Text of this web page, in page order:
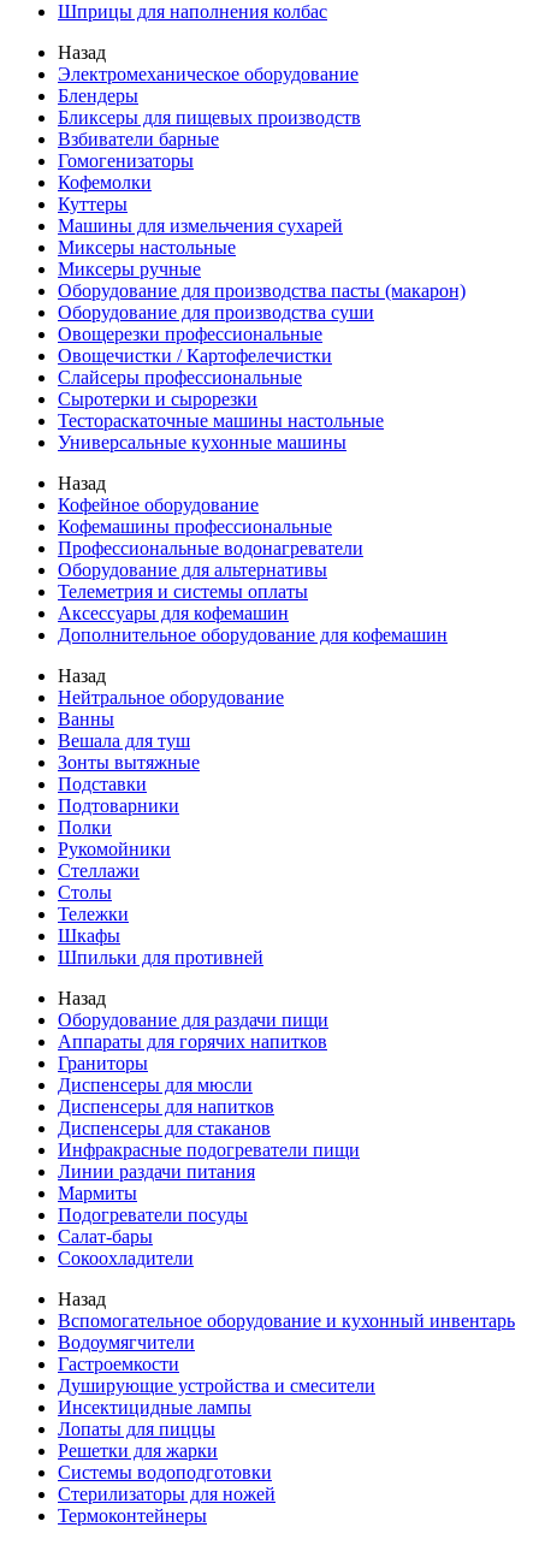
Шприцы для наполнения колбас
Назад
Электромеханическое оборудование
Блендеры
Бликсеры для пищевых производств
Взбиватели барные
Гомогенизаторы
Кофемолки
Куттеры
Машины для измельчения сухарей
Миксеры настольные
Миксеры ручные
Оборудование для производства пасты (макарон)
Оборудование для производства суши
Овощерезки профессиональные
Овощечистки / Картофелечистки
Слайсеры профессиональные
Сыротерки и сырорезки
Тестораскаточные машины настольные
Универсальные кухонные машины
Назад
Кофейное оборудование
Кофемашины профессиональные
Профессиональные водонагреватели
Оборудование для альтернативы
Телеметрия и системы оплаты
Аксессуары для кофемашин
Дополнительное оборудование для кофемашин
Назад
Нейтральное оборудование
Ванны
Вешала для туш
Зонты вытяжные
Подставки
Подтоварники
Полки
Рукомойники
Стеллажи
Столы
Тележки
Шкафы
Шпильки для противней
Назад
Оборудование для раздачи пищи
Аппараты для горячих напитков
Граниторы
Диспенсеры для мюсли
Диспенсеры для напитков
Диспенсеры для стаканов
Инфракрасные подогреватели пищи
Линии раздачи питания
Мармиты
Подогреватели посуды
Салат-бары
Сокоохладители
Назад
Вспомогательное оборудование и кухонный инвентарь
Водоумягчители
Гастроемкости
Душирующие устройства и смесители
Инсектицидные лампы
Лопаты для пиццы
Решетки для жарки
Системы водоподготовки
Стерилизаторы для ножей
Термоконтейнеры